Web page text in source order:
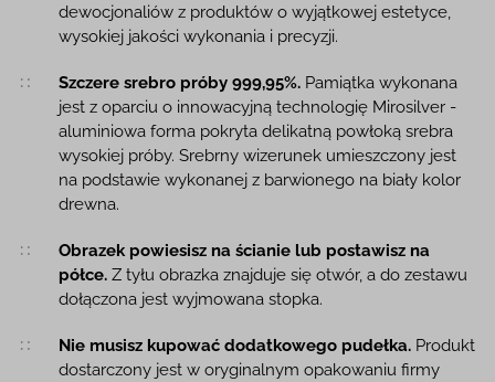
dewocjonaliów z produktów o wyjątkowej estetyce,
wysokiej jakości wykonania i precyzji.
Szczere srebro próby 999,95%.Pamiątka wykonana
jest z oparciu o innowacyjną technologię Mirosilver -
aluminiowa forma pokryta delikatną powłoką srebra
wysokiej próby. Srebrny wizerunek umieszczony jest
na podstawie wykonanej z barwionego na biały kolor
drewna.
Obrazek powiesisz na ścianie lub postawisz na
półce.Z tyłu obrazka znajduje się otwór, a do zestawu
dołączona jest wyjmowana stopka.
Nie musisz kupować dodatkowego pudełka.Produkt
dostarczony jest w oryginalnym opakowaniu firmy